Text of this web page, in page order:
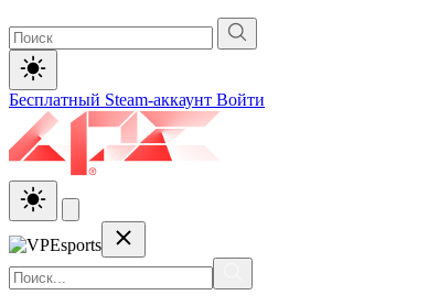
Бесплатный Steam-аккаунт Войти